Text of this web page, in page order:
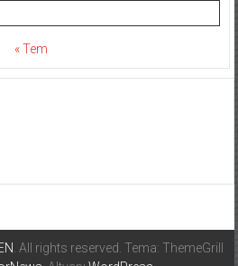
« Tem
. All rights reserved. Tema: ThemeGrill